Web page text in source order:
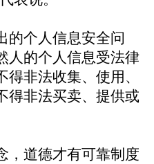
个人信息安全问
人的个人信息受法律
非法收集、使用、
得非法买卖、提供或
道德才有可靠制度